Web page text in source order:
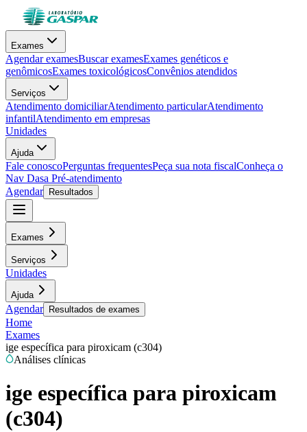
Exames
Agendar examesBuscar examesExames genéticos e
genômicosExames toxicológicosConvênios atendidos
Serviços
Atendimento domiciliarAtendimento particularAtendimento
infantilAtendimento em empresas
Unidades
Ajuda
Fale conoscoPerguntas frequentesPeça sua nota fiscalConheça o
Nav Dasa Pré-atendimento
Agendar
Resultados
Exames
Serviços
Unidades
Ajuda
Agendar Resultados de exames
Home
Exames
ige específica para piroxicam (c304)
Análises clínicas
ige específica para piroxicam
(c304)